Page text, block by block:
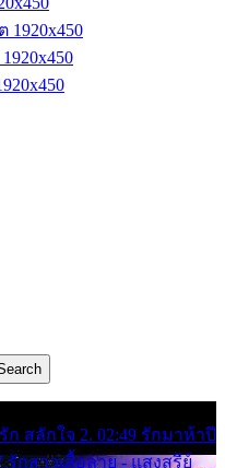
ก สลักใจ 2. 02:49 รักมาห้าปี
รักสาวเสื้อลาย - แสงสุรีย์